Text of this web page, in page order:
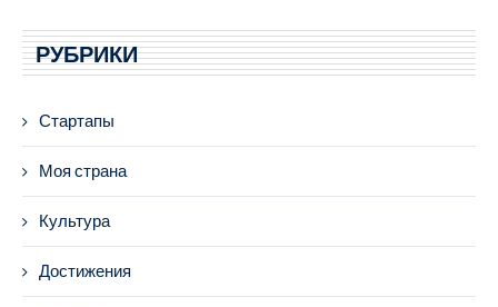
РУБРИКИ
Стартапы
Моя страна
Культура
Достижения